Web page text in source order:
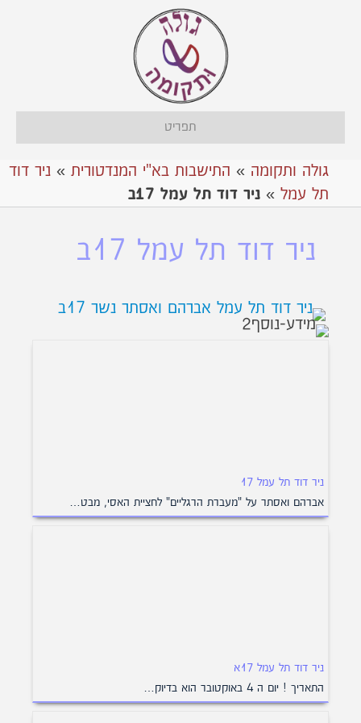
תפריט
גולה ותקומה » התישבות בא"י המנדטורית » ניר דוד
תל עמל » ניר דוד תל עמל 17ב
ניר דוד תל עמל 17ב
ניר דוד תל עמל 17
אברהם ואסתר על "מעברת הרגליים" לחציית האסי, מבט…
ניר דוד תל עמל 17א
התאריך ! יום ה 4 באוקטובר הוא בדיוק…